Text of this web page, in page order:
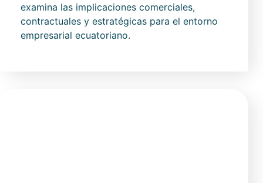
examina las implicaciones comerciales,
contractuales y estratégicas para el entorno
empresarial ecuatoriano.